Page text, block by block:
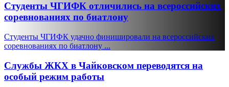
Студенты ЧГИФК отличились на всероссийских
соревнованиях по биатлону
Студенты ЧГИФК удачно финишировали на всероссийских
соревнованиях по биатлону ...
Службы ЖКХ в Чайковском переводятся на
особый режим работы